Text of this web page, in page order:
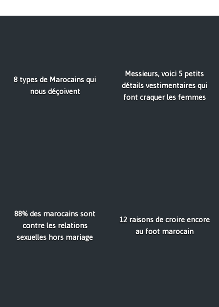
8 types de Marocains qui
nous déçoivent
Messieurs, voici 5 petits
détails vestimentaires qui
font craquer les femmes
88% des marocains sont
contre les relations
sexuelles hors mariage
12 raisons de croire encore
au foot marocain